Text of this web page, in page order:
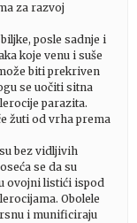
za razvoj
posle sadnje i
koje venu i suše
biti prekriven
se uočiti sitna
parazita.
žuti od vrha prema
bez vidljivih
se da su
ovojni listići ispod
Obolele
i munificiraju